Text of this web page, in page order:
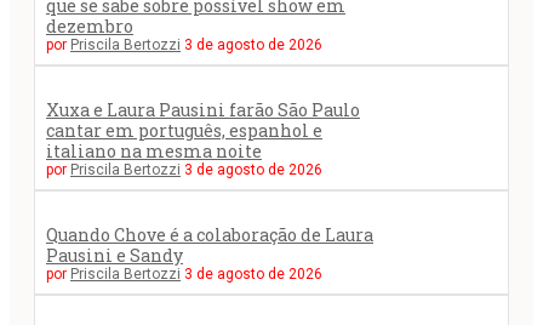
que se sabe sobre possível show em
dezembro
por Priscila Bertozzi 3 de agosto de 2026
Xuxa e Laura Pausini farão São Paulo
cantar em português, espanhol e
italiano na mesma noite
por Priscila Bertozzi 3 de agosto de 2026
Quando Chove é a colaboração de Laura
Pausini e Sandy
por Priscila Bertozzi 3 de agosto de 2026